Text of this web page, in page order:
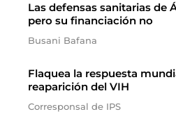
Las defensas sanitarias de
pero su financiación no
Busani Bafana
Flaquea la respuesta
reaparición del VIH
Corresponsal de IPS